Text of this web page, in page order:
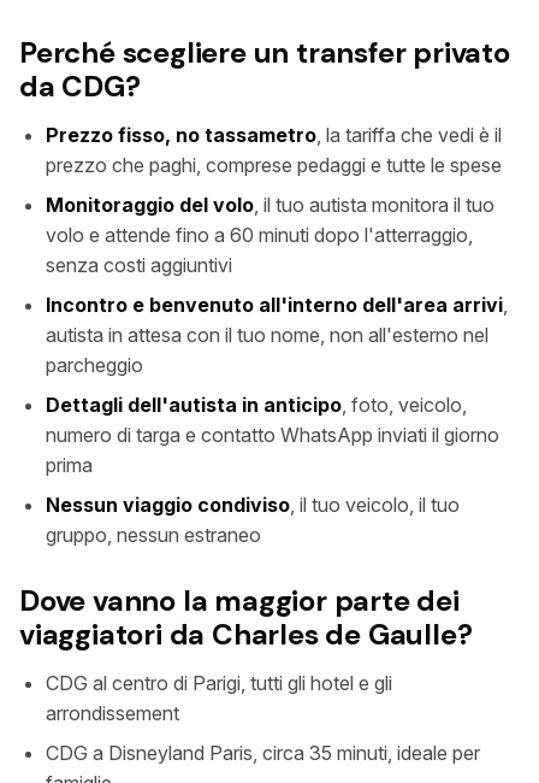
Perché scegliere un transfer privato
da CDG?
Prezzo fisso, no tassametro, la tariffa che vedi è il
prezzo che paghi, comprese pedaggi e tutte le spese
Monitoraggio del volo, il tuo autista monitora il tuo
volo e attende fino a 60 minuti dopo l'atterraggio,
senza costi aggiuntivi
Incontro e benvenuto all'interno dell'area arrivi,
autista in attesa con il tuo nome, non all'esterno nel
parcheggio
Dettagli dell'autista in anticipo, foto, veicolo,
numero di targa e contatto WhatsApp inviati il giorno
prima
Nessun viaggio condiviso, il tuo veicolo, il tuo
gruppo, nessun estraneo
Dove vanno la maggior parte dei
viaggiatori da Charles de Gaulle?
CDG al centro di Parigi, tutti gli hotel e gli
arrondissement
CDG a Disneyland Paris, circa 35 minuti, ideale per